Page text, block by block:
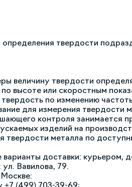
твердости
величину твердости
высоте или скоростным
по изменению
для измерения твердости
контроля занимается
изделий на
твердости металла по
доставки: курьером,
Вавилова, 79.
+7 (499) 703-39-69;